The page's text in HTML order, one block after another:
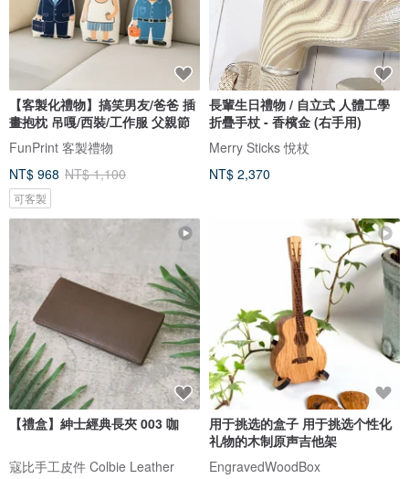
【客製化禮物】搞笑男友/爸爸 插
畫抱枕 吊嘎/西裝/工作服 父親節
FunPrint 客製禮物
NT$ 968 NT$ 1,100
可客製
長輩生日禮物 / 自立式 人體工學
折疊手杖 - 香檳金 (右手用)
Merry Sticks 悅杖
NT$ 2,370
【禮盒】紳士經典長夾 003 咖
寇比手工皮件 Colbie Leather
用于挑选的盒子 用于挑选个性化
礼物的木制原声吉他架
EngravedWoodBox